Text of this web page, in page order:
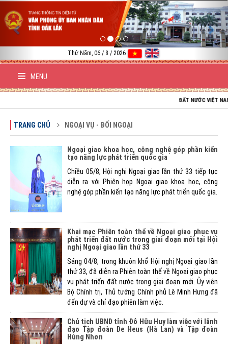
Thứ Năm, 06 / 8 / 2026
MENU
ĐẤT NƯỚC VIỆT NAM
TRANG CHỦ NGOẠI VỤ - ĐỐI NGOẠI
Ngoại giao khoa học, công nghệ góp phần kiến
tạo năng lực phát triển quốc gia
Chiều 05/8, Hội nghị Ngoại giao lần thứ 33 tiếp tục
diễn ra với Phiên họp Ngoại giao khoa học, công
nghệ góp phần kiến tạo năng lực phát triển quốc gia.
Khai mạc Phiên toàn thể về Ngoại giao phục vụ
phát triển đất nước trong giai đoạn mới tại Hội
nghị Ngoại giao lần thứ 33
Sáng 04/8, trong khuôn khổ Hội nghị Ngoại giao lần
thứ 33, đã diễn ra Phiên toàn thể về Ngoại giao phục
vụ phát triển đất nước trong giai đoạn mới. Ủy viên
Bộ Chính trị, Thủ tướng Chính phủ Lê Minh Hưng đã
đến dự và chỉ đạo phiên làm việc.
Chủ tịch UBND tỉnh Đỗ Hữu Huy làm việc với lãnh
đạo Tập đoàn De Heus (Hà Lan) và Tập đoàn
Hùng Nhơn